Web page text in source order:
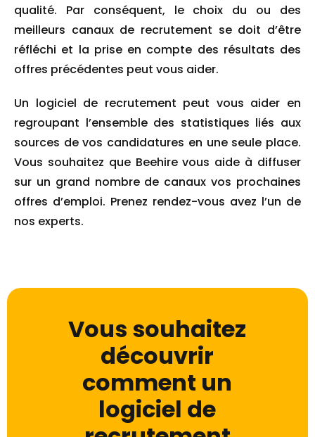
qualité. Par conséquent, le choix du ou des
meilleurs canaux de recrutement se doit d’être
réfléchi et la prise en compte des résultats des
offres précédentes peut vous aider.
Un logiciel de recrutement peut vous aider en
regroupant l’ensemble des statistiques liés aux
sources de vos candidatures en une seule place.
Vous souhaitez que Beehire vous aide à diffuser
sur un grand nombre de canaux vos prochaines
offres d’emploi. Prenez rendez-vous avez l’un de
nos experts.
Vous souhaitez
découvrir
comment un
logiciel de